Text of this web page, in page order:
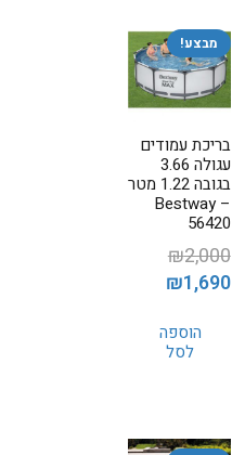
מבצע!
בריכת עמודים
עגולה 3.66
בגובה 1.22 מטר
– Bestway
56420
₪2,000
המחיר
היה:
₪2,000.
₪1,690
הוא:הוספה
לסל